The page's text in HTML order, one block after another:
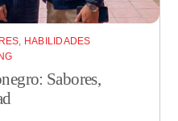
, HABILIDADES
Sabores,